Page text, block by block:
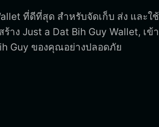
ที่ดีที่สุด สำหรับจัดเก็บ ส่ง และใช้
าง Just a Dat Bih Guy Wallet, เข้า
Guy ของคุณอย่างปลอดภัย